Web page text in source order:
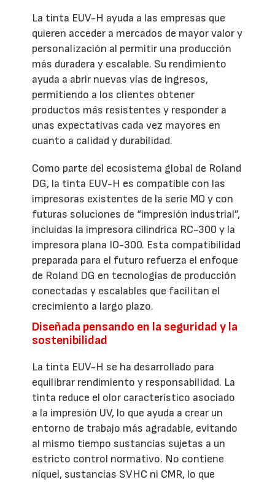
La tinta EUV-H ayuda a las empresas que
quieren acceder a mercados de mayor valor y
personalización al permitir una producción
más duradera y escalable. Su rendimiento
ayuda a abrir nuevas vías de ingresos,
permitiendo a los clientes obtener
productos más resistentes y responder a
unas expectativas cada vez mayores en
cuanto a calidad y durabilidad.
Como parte del ecosistema global de Roland
DG, la tinta EUV-H es compatible con las
impresoras existentes de la serie MO y con
futuras soluciones de “impresión industrial”,
incluidas la impresora cilíndrica RC-300 y la
impresora plana IO-300. Esta compatibilidad
preparada para el futuro refuerza el enfoque
de Roland DG en tecnologías de producción
conectadas y escalables que facilitan el
crecimiento a largo plazo.
Diseñada pensando en la seguridad y la
sostenibilidad
La tinta EUV-H se ha desarrollado para
equilibrar rendimiento y responsabilidad. La
tinta reduce el olor característico asociado
a la impresión UV, lo que ayuda a crear un
entorno de trabajo más agradable, evitando
al mismo tiempo sustancias sujetas a un
estricto control normativo. No contiene
níquel, sustancias SVHC ni CMR, lo que